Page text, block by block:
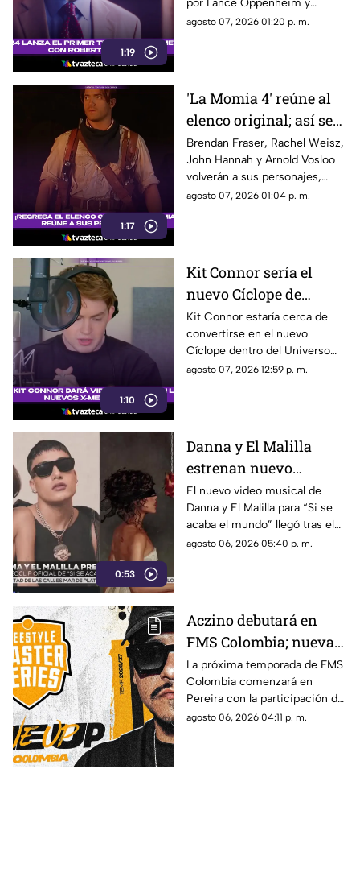
1:19
por Lance Oppenheim y
protagonizada por Robert
agosto 07, 2026 01:20 p. m.
1:17
'La Momia 4' reúne al
elenco original; así será
el regreso de Rick
O’Connell e Imhotep
Brendan Fraser, Rachel Weisz,
John Hannah y Arnold Vosloo
volverán a sus personajes,
mientras Oded Fehr y Kevin J.
agosto 07, 2026 01:04 p. m.
1:10
Kit Connor sería el
nuevo Cíclope de
Marvel: así será su
llegada a los 'X-Men'
Kit Connor estaría cerca de
convertirse en el nuevo
Cíclope dentro del Universo
Cinematográfico de Marvel.
agosto 07, 2026 12:59 p. m.
0:53
Danna y El Malilla
estrenan nuevo
videoclip y aumentan
expectativa entre sus
fans
El nuevo video musical de
Danna y El Malilla para “Si se
acaba el mundo” llegó tras el
buen recibimiento del sencillo
agosto 06, 2026 05:40 p. m.
Aczino debutará en
FMS Colombia; nueva
temporada ya tiene
fecha de inicio
La próxima temporada de FMS
Colombia comenzará en
Pereira con la participación del
mexicano Aczino y el regreso
agosto 06, 2026 04:11 p. m.